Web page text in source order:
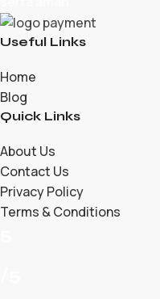
Useful Links
Home
Blog
Quick Links
About Us
Contact Us
Privacy Policy
Terms & Conditions